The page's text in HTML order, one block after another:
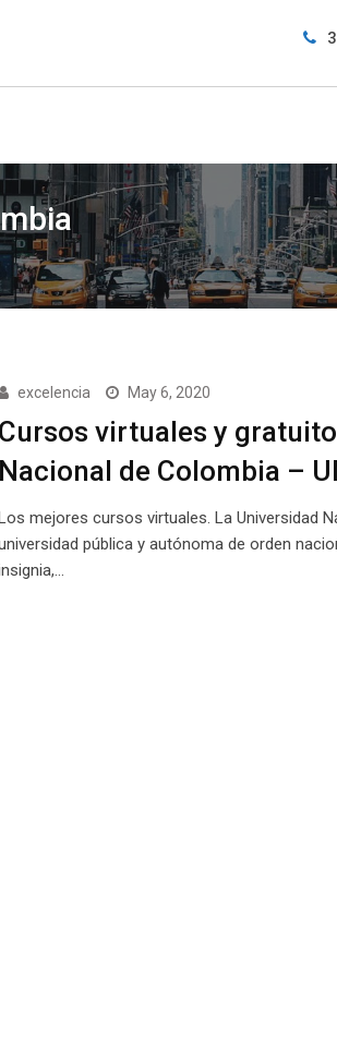
excelencia May 6, 2020
Cursos virtuales y
Nacional de Colombia –
mejores cursos virtuales. La Universidad
pública y autónoma de orden